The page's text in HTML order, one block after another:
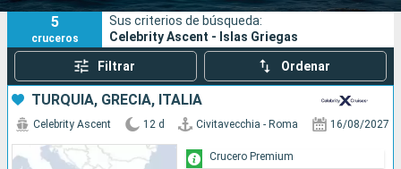
Buscar
5
cruceros
Sus criterios de búsqueda:
Celebrity Ascent - Islas Griegas
Filtrar Ordenar
TURQUÍA, GRECIA, ITALIA
Celebrity Ascent 12 d Civitavecchia - Roma 16/08/2027
Crucero Premium